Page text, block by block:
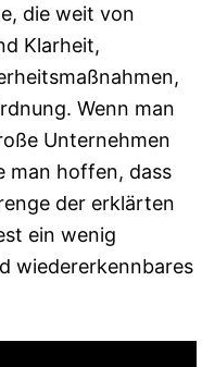
die weit von
Klarheit,
Wenn man
Unternehmen
man hoffen, dass
der erklärten
ein wenig
wiedererkennbares